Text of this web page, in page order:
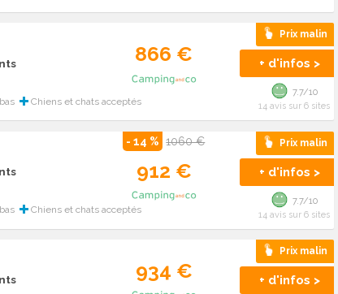
Chiens et chats acceptés
866 €
Prix malin
+ d'infos >
7.7/10
14 avis sur 6 sites
Chiens et chats acceptés
- 14 % 1060 €
912 €
Prix malin
+ d'infos >
7.7/10
14 avis sur 6 sites
934 €
Prix malin
+ d'infos >